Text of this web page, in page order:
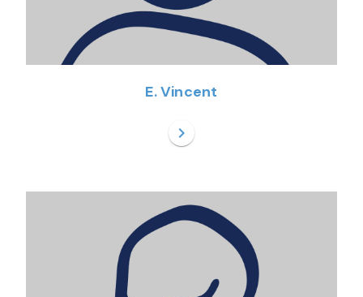
E. Vincent
chevron_right